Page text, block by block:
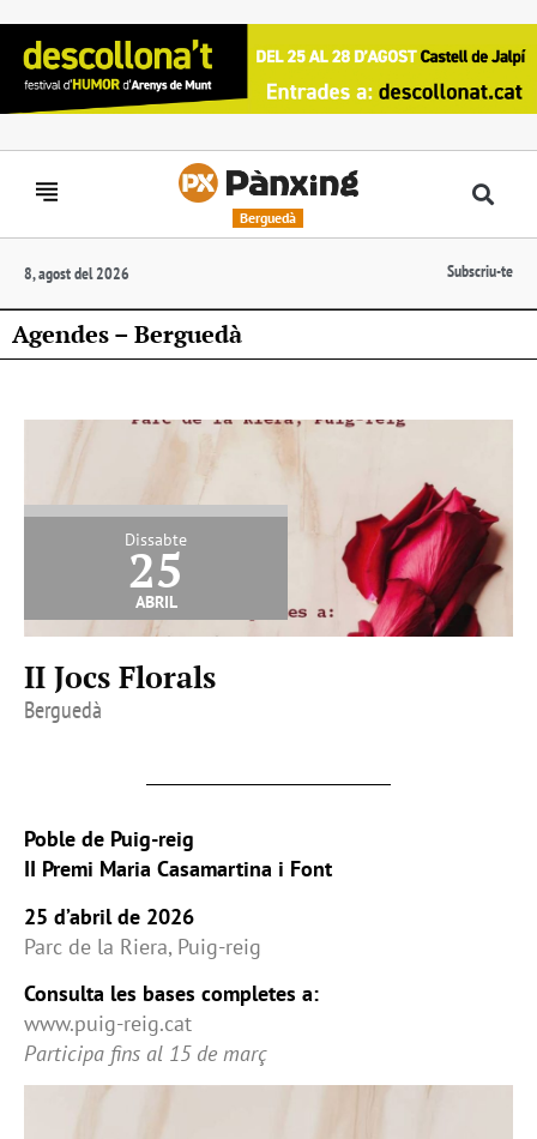
Berguedà
8, agost del 2026 Subscriu-te
Agendes – Berguedà
Dissabte
25
abril
II Jocs Florals
Berguedà
Poble de Puig-reig
II Premi Maria Casamartina i Font
25 d’abril de 2026
Parc de la Riera, Puig-reig
Consulta les bases completes a:
www.puig-reig.cat
Participa fins al 15 de març